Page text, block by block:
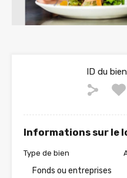
ID du
Informations sur le
Type de bien
Fonds ou entreprises